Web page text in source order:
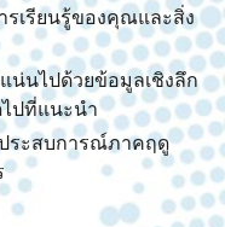
เรียนรู้ของคุณและสิ่ง
น่นไปด้วยข้อมูลเชิงลึก
ปที่แนะนำ
ระสบการณ์ภาคฤดู